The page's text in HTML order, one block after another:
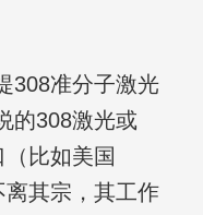
308准分子激光
的308激光或
比如美国
其宗，其工作